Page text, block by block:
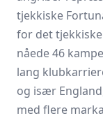
tjekkiske
for det
nåede 46
lang
og især
med flere